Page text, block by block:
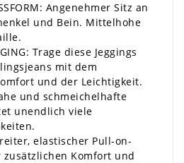
Angenehmer Sitz an
und Bein. Mittelhohe
Trage diese Jeggings
mit dem
und der Leichtigkeit.
und schmeichelhafte
unendlich viele
elastischer Pull-on-
Komfort und